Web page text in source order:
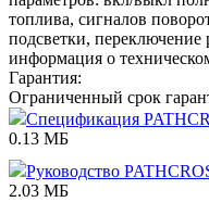
топлива, сигналов
подсветки, переключение
информация о
Гарантия:
Ограниченный срок
Спецификация
0.13 МБ
Руководство
2.03 МБ